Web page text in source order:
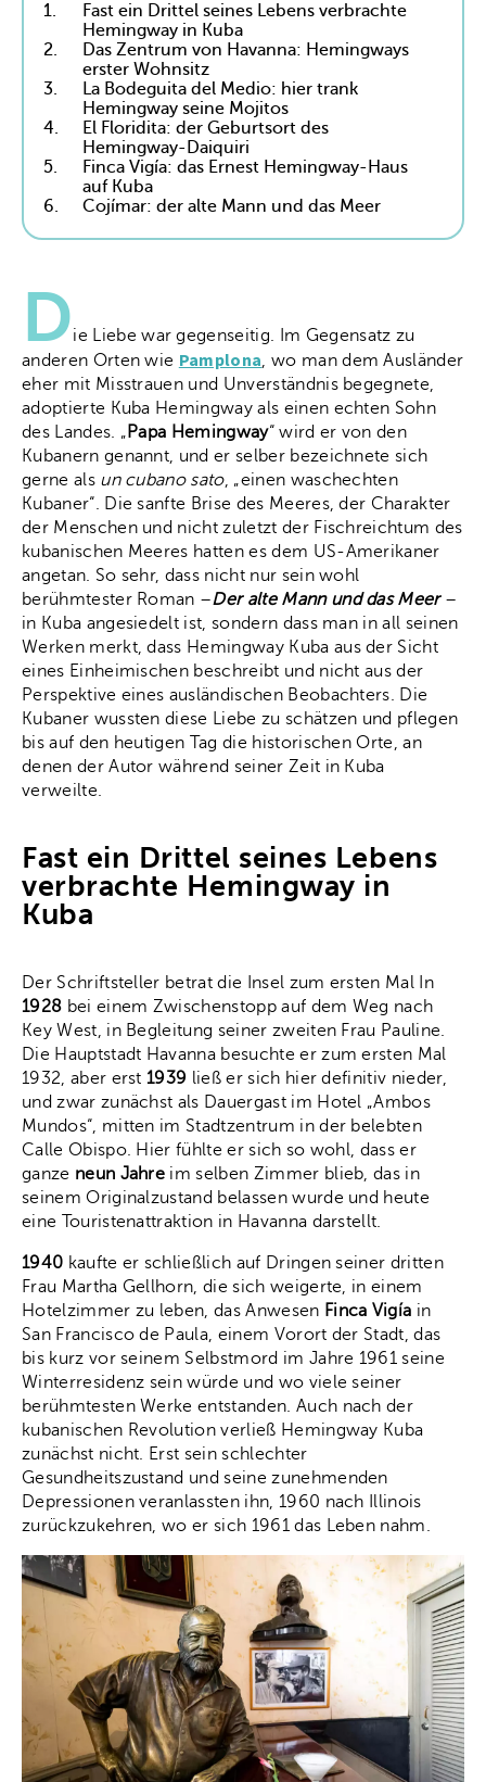
1.
Fast ein Drittel seines Lebens verbrachte
Hemingway in Kuba
2.
Das Zentrum von Havanna: Hemingways
erster Wohnsitz
3.
La Bodeguita del Medio: hier trank
Hemingway seine Mojitos
4.
El Floridita: der Geburtsort des
Hemingway-Daiquiri
5.
Finca Vigía: das Ernest Hemingway-Haus
auf Kuba
6.
Cojímar: der alte Mann und das Meer
Die Liebe war gegenseitig. Im Gegensatz zu
anderen Orten wie Pamplona, wo man dem Ausländer
eher mit Misstrauen und Unverständnis begegnete,
adoptierte Kuba Hemingway als einen echten Sohn
des Landes. „ Papa Hemingway“ wird er von den
Kubanern genannt, und er selber bezeichnete sich
gerne als un cubano sato, „einen waschechten
Kubaner“. Die sanfte Brise des Meeres, der Charakter
der Menschen und nicht zuletzt der Fischreichtum des
kubanischen Meeres hatten es dem US-Amerikaner
angetan. So sehr, dass nicht nur sein wohl
berühmtester Roman –Der alte Mann und das Meer–
in Kuba angesiedelt ist, sondern dass man in all seinen
Werken merkt, dass Hemingway Kuba aus der Sicht
eines Einheimischen beschreibt und nicht aus der
Perspektive eines ausländischen Beobachters. Die
Kubaner wussten diese Liebe zu schätzen und pflegen
bis auf den heutigen Tag die historischen Orte, an
denen der Autor während seiner Zeit in Kuba
verweilte.
Fast ein Drittel seines Lebens
verbrachte Hemingway in
Kuba
Der Schriftsteller betrat die Insel zum ersten Mal In
1928 bei einem Zwischenstopp auf dem Weg nach
Key West, in Begleitung seiner zweiten Frau Pauline.
Die Hauptstadt Havanna besuchte er zum ersten Mal
1932, aber erst1939 ließ er sich hier definitiv nieder,
und zwar zunächst als Dauergast im Hotel „Ambos
Mundos“, mitten im Stadtzentrum in der belebten
Calle Obispo. Hier fühlte er sich so wohl, dass er
ganze neun Jahre im selben Zimmer blieb, das in
seinem Originalzustand belassen wurde und heute
eine Touristenattraktion in Havanna darstellt.
1940 kaufte er schließlich auf Dringen seiner dritten
Frau Martha Gellhorn, die sich weigerte, in einem
Hotelzimmer zu leben, das Anwesen Finca Vigía in
San Francisco de Paula, einem Vorort der Stadt, das
bis kurz vor seinem Selbstmord im Jahre 1961 seine
Winterresidenz sein würde und wo viele seiner
berühmtesten Werke entstanden. Auch nach der
kubanischen Revolution verließ Hemingway Kuba
zunächst nicht. Erst sein schlechter
Gesundheitszustand und seine zunehmenden
Depressionen veranlassten ihn, 1960 nach Illinois
zurückzukehren, wo er sich 1961 das Leben nahm.